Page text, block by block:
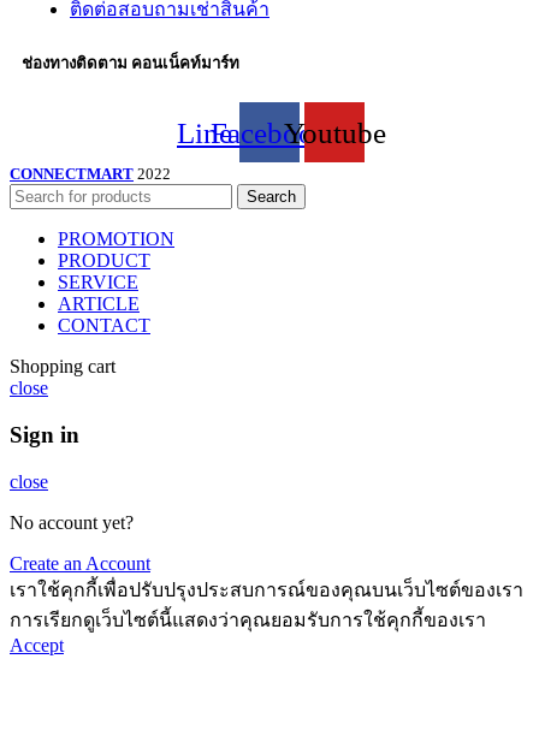
ติดต่อสอบถามเช่าสินค้า
ช่องทางติดตาม คอนเน็คท์มาร์ท
LineFacebookYoutube
CONNECTMART 2022
Search
PROMOTION
PRODUCT
SERVICE
ARTICLE
CONTACT
Shopping cart
close
Sign in
close
No account yet?
Create an Account
เราใช้คุกกี้เพื่อปรับปรุงประสบการณ์ของคุณบนเว็บไซต์ของเรา
การเรียกดูเว็บไซต์นี้แสดงว่าคุณยอมรับการใช้คุกกี้ของเรา
Accept